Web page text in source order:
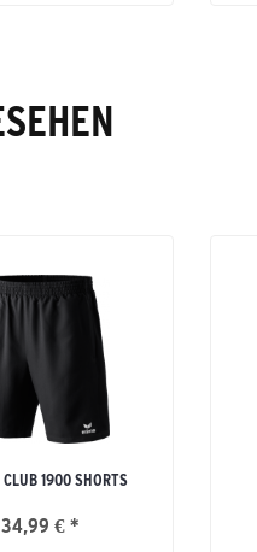
CLUB 1900 SHORTS
34,99 € *